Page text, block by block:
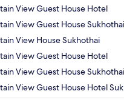
View Guest House Hotel
View Guest House Sukhothai
View House Sukhothai
View Guest House Hotel
View Guest House Sukhothai
View Guest House Hotel